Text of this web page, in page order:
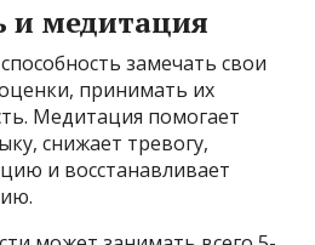
и медитация
замечать свои
принимать их
Медитация помогает
снижает тревогу,
и восстанавливает